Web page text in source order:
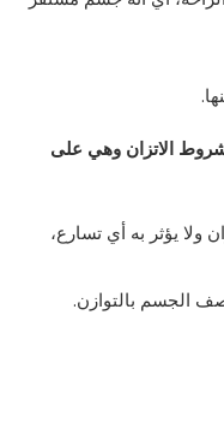
الاتزان وهي على
يؤثر به أي تسارع،
الجسم بالتوازن.